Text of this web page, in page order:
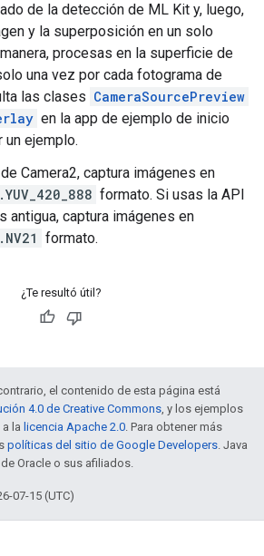
de la detección de ML Kit y, luego,
y la superposición en un solo
procesas en la superficie de
una vez por cada fotograma de
las clases CameraSourcePreview
en la app de ejemplo de inicio
un ejemplo.
Camera2, captura imágenes en
formato. Si usas la API
antigua, captura imágenes en
formato.
¿Te resultó útil?
el contenido de esta página está
4.0 de Creative Commons, y los ejemplos
la licencia Apache 2.0. Para obtener más
políticas del sitio de Google Developers. Java
Oracle o sus afiliados.
07-15 (UTC)